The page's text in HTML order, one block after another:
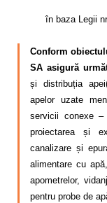
Contact
în baza Legii
Conform
SA asigură
și distribuția
apelor uzate
servicii conexe –
proiectarea și
canalizare și
alimentare cu
apometrelor,
pentru probe de